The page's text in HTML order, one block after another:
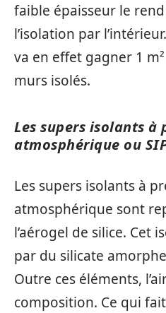
faible épaisseur le
l’isolation par
va en effet gagner 1
murs isolés.
Les supers isolants à
atmosphérique ou
Les supers isolants à
atmosphérique sont
l’aérogel de silice. Cet
par du silicate
Outre ces éléments,
composition. Ce qui